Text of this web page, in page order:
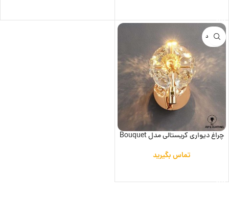
ناموجود
چراغ دیواری کریستالی مدل Bouquet
تماس بگیرید